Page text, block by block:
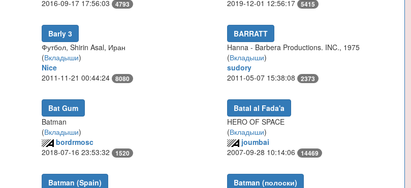
2016-09-17 17:56:03 4793
2019-12-01 12:56:17
5415
Barly 3
Футбол, Shirin Asal, Иран
(Вкладыши)
Nice
2011-11-21 00:44:24 8080
BARRATT
Hanna - Barbera Productions. INC., 1975
(Вкладыши)
sudory
2011-05-07 15:38:08
2373
Bat Gum
Batman
(Вкладыши)
bordrmosc
2018-07-16 23:53:32 1520
Batal al Fada'a
HERO OF SPACE
(Вкладыши)
joumbai
2007-09-28 10:14:06
14469
Batman (Spain)
Batman (полоски)